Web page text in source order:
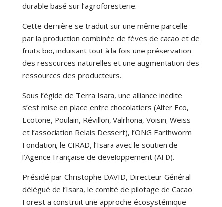
durable basé sur l’agroforesterie.
Cette dernière se traduit sur une même parcelle
par la production combinée de fèves de cacao et de
fruits bio, induisant tout à la fois une préservation
des ressources naturelles et une augmentation des
ressources des producteurs.
Sous l’égide de Terra Isara, une alliance inédite
s’est mise en place entre chocolatiers (Alter Eco,
Ecotone, Poulain, Révillon, Valrhona, Voisin, Weiss
et l’association Relais Dessert), l’ONG Earthworm
Fondation, le CIRAD, l’Isara avec le soutien de
l’Agence Française de développement (AFD).
Présidé par Christophe DAVID, Directeur Général
délégué de l’Isara, le comité de pilotage de Cacao
Forest a construit une approche écosystémique